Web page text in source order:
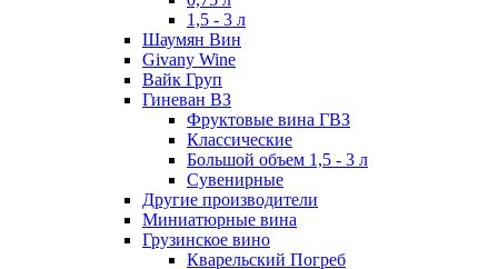
1,5 - 3 л
Шаумян Вин
Givany Wine
Вайк Груп
Гиневан ВЗ
Фруктовые вина ГВЗ
Классические
Большой объем 1,5 - 3 л
Сувенирные
Другие производители
Миниатюрные вина
Грузинское вино
Кварельский Погреб